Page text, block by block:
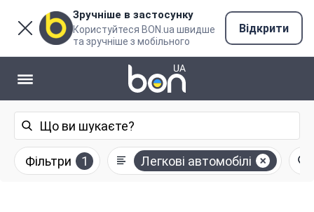
Зручніше в застосунку
Користуйтеся BON.ua швидше
та зручніше з мобільного
Відкрити
Фільтри 1 Легкові автомобілі